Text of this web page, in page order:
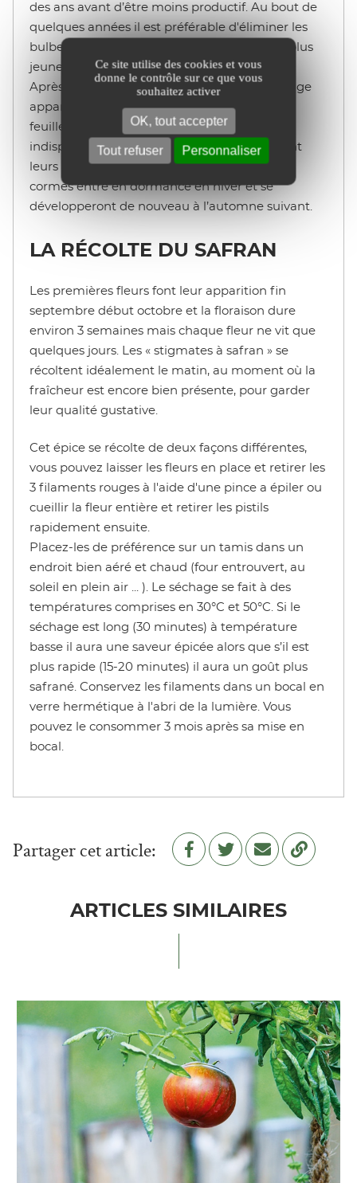
Ce site utilise des cookies et vous
donne le contrôle sur ce que vous
souhaitez activer
OK, tout accepter
Tout refuser Personnaliser
des ans avant d’être moins productif. Au bout de
quelques années il est préférable d'éliminer les
bulbes les plus anciens pour permettre aux plus
jeunes de se développer plus facilement.
Après ou au moment de la floraison, le feuillage
apparaît, il faut attendre le jaunissement des
feuilles pour le couper. Cette étape est
indispensable pour que les bulbes constituent
leurs réserves et produisent des bulbilles. Les
cormes entre en dormance en hiver et se
développeront de nouveau à l’automne suivant.
LA RÉCOLTE DU SAFRAN
Les premières fleurs font leur apparition fin
septembre début octobre et la floraison dure
environ 3 semaines mais chaque fleur ne vit que
quelques jours. Les « stigmates à safran » se
récoltent idéalement le matin, au moment où la
fraîcheur est encore bien présente, pour garder
leur qualité gustative.
Cet épice se récolte de deux façons différentes,
vous pouvez laisser les fleurs en place et retirer les
3 filaments rouges à l'aide d'une pince a épiler ou
cueillir la fleur entière et retirer les pistils
rapidement ensuite.
Placez-les de préférence sur un tamis dans un
endroit bien aéré et chaud (four entrouvert, au
soleil en plein air ... ). Le séchage se fait à des
températures comprises en 30°C et 50°C. Si le
séchage est long (30 minutes) à température
basse il aura une saveur épicée alors que s’il est
plus rapide (15-20 minutes) il aura un goût plus
safrané. Conservez les filaments dans un bocal en
verre hermétique à l'abri de la lumière. Vous
pouvez le consommer 3 mois après sa mise en
bocal.
Partager cet article:
ARTICLES SIMILAIRES